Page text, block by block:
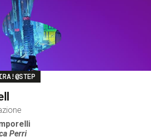
Perri